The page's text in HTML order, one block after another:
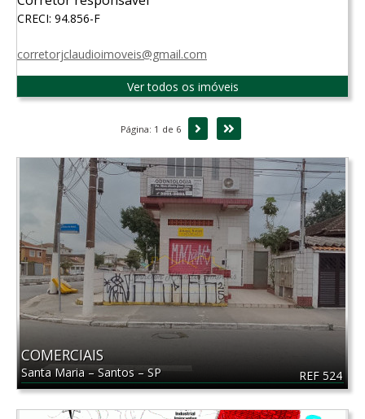
CRECI: 94.856-F
corretorjclaudioimoveis@gmail.com
Ver todos os imóveis
Página: 1 de 6 Próxima
REF 524
COMERCIAIS
Santa Maria–Santos–SP